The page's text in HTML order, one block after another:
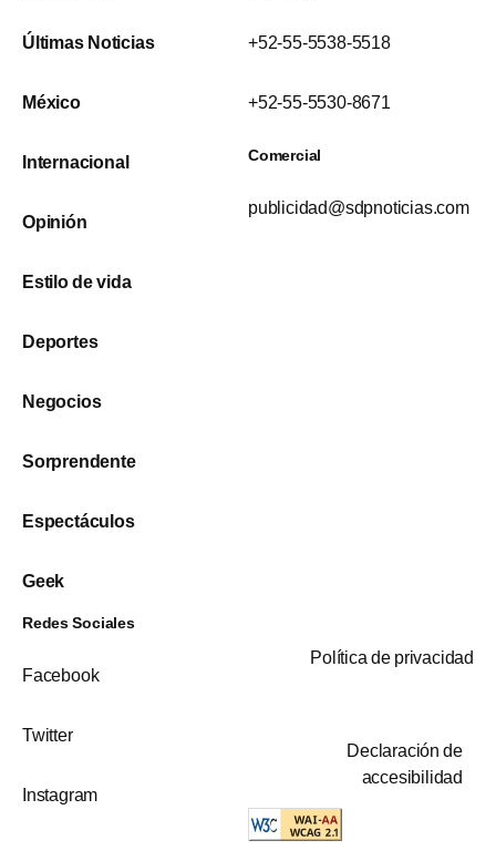
Últimas Noticias
México
Internacional
Opinión
Estilo de vida
Deportes
Negocios
Sorprendente
Espectáculos
Geek
+52-55-5538-5518
+52-55-5530-8671
Comercial
publicidad@sdpnoticias.com
Redes Sociales
Facebook
Twitter
Instagram
Política de privacidad
Declaración de
accesibilidad